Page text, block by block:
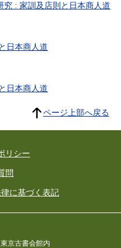
究 : 家訓及店則と日本商人道
日本商人道
日本商人道
ページ上部へ戻る
リシー
問
に基づく表記
京古書会館内